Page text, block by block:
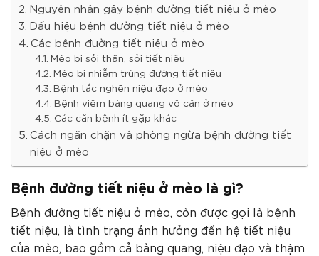
Nguyên nhân gây bệnh đường tiết niệu ở mèo
Dấu hiệu bệnh đường tiết niệu ở mèo
Các bệnh đường tiết niệu ở mèo
Mèo bị sỏi thận, sỏi tiết niệu
Mèo bị nhiễm trùng đường tiết niệu
Bệnh tắc nghẽn niệu đạo ở mèo
Bệnh viêm bàng quang vô căn ở mèo
Các căn bệnh ít gặp khác
Cách ngăn chặn và phòng ngừa bệnh đường tiết
niệu ở mèo
Bệnh đường tiết niệu ở mèo là gì?
Bệnh đường tiết niệu ở mèo, còn được gọi là bệnh
tiết niệu, là tình trạng ảnh hưởng đến hệ tiết niệu
của mèo, bao gồm cả bàng quang, niệu đạo và thậm